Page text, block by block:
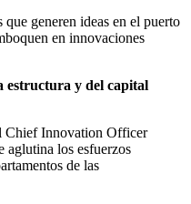
generen ideas en el puerto
en innovaciones
estructura y del capital
Chief Innovation Officer
aglutina los esfuerzos
de las